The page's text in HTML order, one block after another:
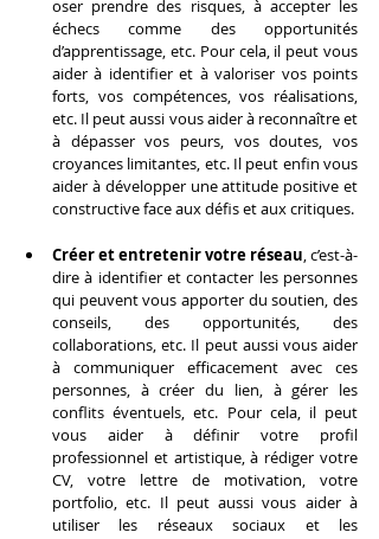
oser prendre des risques, à accepter les
échecs comme des opportunités
d’apprentissage, etc. Pour cela, il peut vous
aider à identifier et à valoriser vos points
forts, vos compétences, vos réalisations,
etc. Il peut aussi vous aider à reconnaître et
à dépasser vos peurs, vos doutes, vos
croyances limitantes, etc. Il peut enfin vous
aider à développer une attitude positive et
constructive face aux défis et aux critiques.
Créer et entretenir votre réseau, c’est-à-
dire à identifier et contacter les personnes
qui peuvent vous apporter du soutien, des
conseils, des opportunités, des
collaborations, etc. Il peut aussi vous aider
à communiquer efficacement avec ces
personnes, à créer du lien, à gérer les
conflits éventuels, etc. Pour cela, il peut
vous aider à définir votre profil
professionnel et artistique, à rédiger votre
CV, votre lettre de motivation, votre
portfolio, etc. Il peut aussi vous aider à
utiliser les réseaux sociaux et les